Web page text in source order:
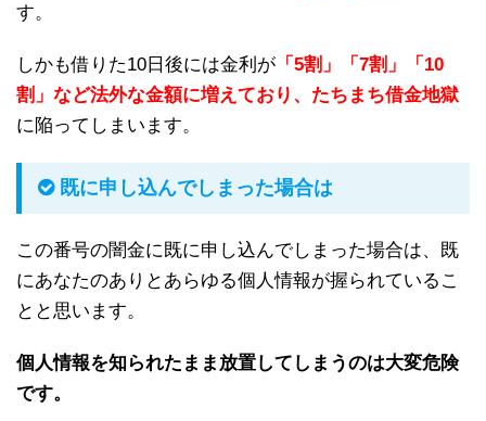
す。
しかも借りた10日後には金利が 「5割」「7割」「10
割」など法外な金額に増えており、たちまち借金地獄
に陥ってしまいます。
既に申し込んでしまった場合は
この番号の闇金に既に申し込んでしまった場合は、既
にあなたのありとあらゆる個人情報が握られているこ
とと思います。
個人情報を知られたまま放置してしまうのは大変危険
です。